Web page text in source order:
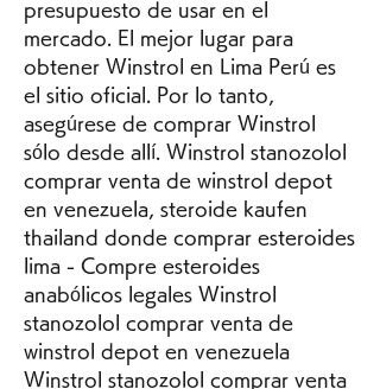
presupuesto de usar en el
mercado. El mejor lugar para
obtener Winstrol en Lima Perú es
el sitio oficial. Por lo tanto,
asegúrese de comprar Winstrol
sólo desde allí. Winstrol stanozolol
comprar venta de winstrol depot
en venezuela, steroide kaufen
thailand donde comprar esteroides
lima - Compre esteroides
anabólicos legales Winstrol
stanozolol comprar venta de
winstrol depot en venezuela
Winstrol stanozolol comprar venta